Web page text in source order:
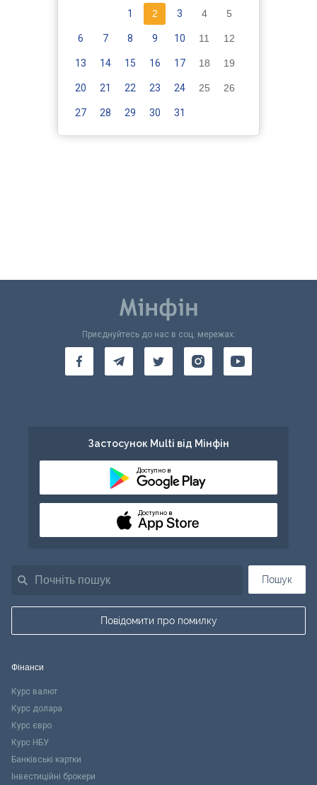
1 2 3 4 5
6 7 8 9 10 11 12
13 14 15 16 17 18 19
20 21 22 23 24 25 26
27 28 29 30 31
Пошук
Повідомити про помилку
Приєднуйтесь до нас в соц. мережах:
Застосунок Multi від Мінфін
Доступно в
Доступно в
Фінанси
Курс валют
Курс долара
Курс євро
Курс НБУ
Банківські картки
Інвестиційні брокери